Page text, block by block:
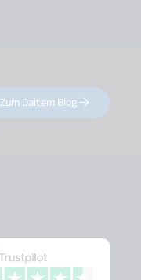
Zum Daitem Blog